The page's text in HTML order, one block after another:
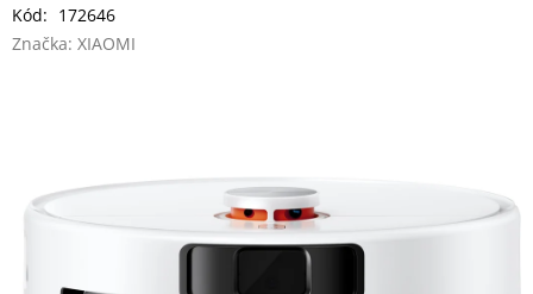
Tiskárny
Oblíbené
Kód: 172646
Značka: XIAOMI